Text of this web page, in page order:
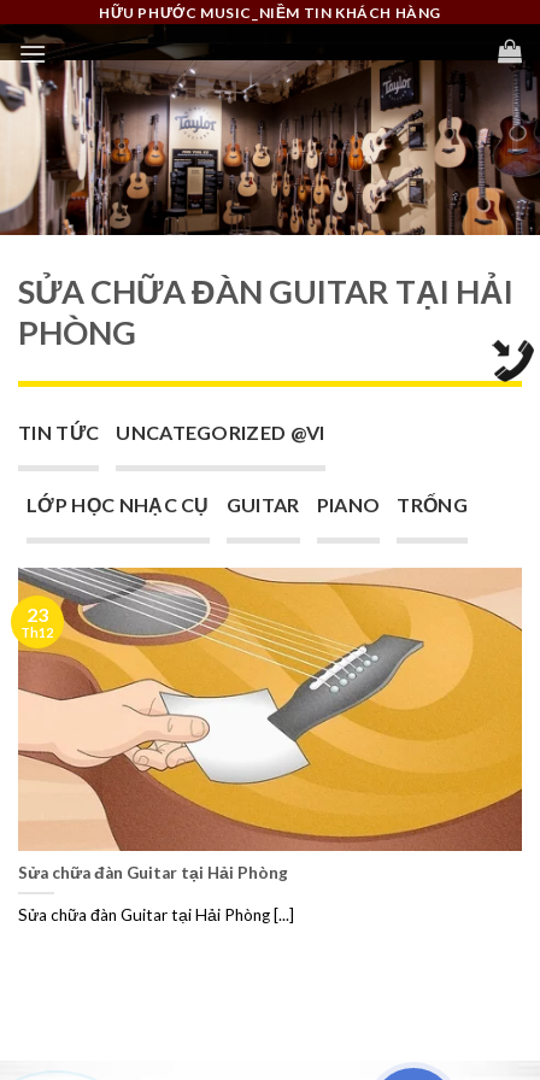
to
content
HỮU PHƯỚC MUSIC_NIỀM TIN KHÁCH HÀNG
SỬA CHỮA ĐÀN GUITAR TẠI HẢI
PHÒNG
TIN TỨC UNCATEGORIZED @VI
LỚP HỌC NHẠC CỤ GUITAR PIANO TRỐNG
Sửa chữa đàn Guitar tại Hải Phòng
Sửa chữa đàn Guitar tại Hải Phòng [...]
23
Th12